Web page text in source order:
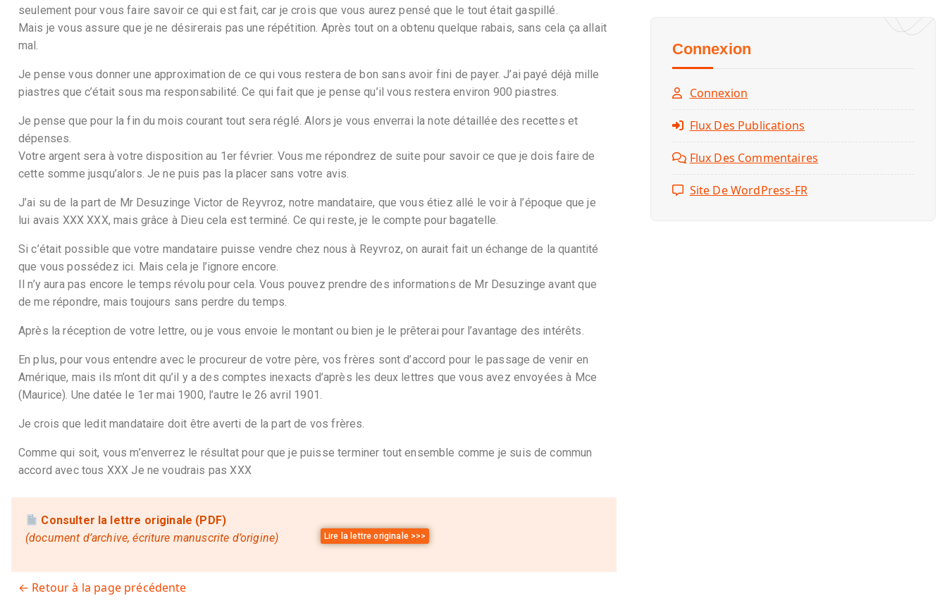
seulement pour vous faire savoir ce qui est fait, car je crois que vous aurez pensé que le tout était gaspillé.
Mais je vous assure que je ne désirerais pas une répétition. Après tout on a obtenu quelque rabais, sans cela ça allait
mal.
Je pense vous donner une approximation de ce qui vous restera de bon sans avoir fini de payer. J’ai payé déjà mille
piastres que c’était sous ma responsabilité. Ce qui fait que je pense qu’il vous restera environ 900 piastres.
Je pense que pour la fin du mois courant tout sera réglé. Alors je vous enverrai la note détaillée des recettes et
dépenses.
Votre argent sera à votre disposition au 1er février. Vous me répondrez de suite pour savoir ce que je dois faire de
cette somme jusqu’alors. Je ne puis pas la placer sans votre avis.
J’ai su de la part de Mr Desuzinge Victor de Reyvroz, notre mandataire, que vous étiez allé le voir à l’époque que je
lui avais XXX XXX, mais grâce à Dieu cela est terminé. Ce qui reste, je le compte pour bagatelle.
Si c’était possible que votre mandataire puisse vendre chez nous à Reyvroz, on aurait fait un échange de la quantité
que vous possédez ici. Mais cela je l’ignore encore.
Il n’y aura pas encore le temps révolu pour cela. Vous pouvez prendre des informations de Mr Desuzinge avant que
de me répondre, mais toujours sans perdre du temps.
Après la réception de votre lettre, ou je vous envoie le montant ou bien je le prêterai pour l’avantage des intérêts.
En plus, pour vous entendre avec le procureur de votre père, vos frères sont d’accord pour le passage de venir en
Amérique, mais ils m’ont dit qu’il y a des comptes inexacts d’après les deux lettres que vous avez envoyées à Mce
(Maurice). Une datée le 1er mai 1900, l’autre le 26 avril 1901.
Je crois que ledit mandataire doit être averti de la part de vos frères.
Comme qui soit, vous m’enverrez le résultat pour que je puisse terminer tout ensemble comme je suis de commun
accord avec tous XXX Je ne voudrais pas XXX
Consulter la lettre originale (PDF)
(document d’archive, écriture manuscrite d’origine)
Lire la lettre originale >>>
← Retour à la page précédente
Connexion
Connexion
Flux Des Publications
Flux Des Commentaires
Site De WordPress-FR